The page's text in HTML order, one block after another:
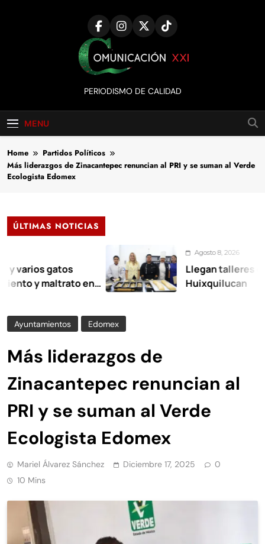
Comunicación
XXI
PERIODISMO DE CALIDAD
MENU
Home
Partidos Políticos
Más liderazgos de Zinacantepec renuncian al PRI y se suman al Verde
Ecologista Edomex
ÚLTIMAS NOTICIAS
gatos
en
Agosto 8, 2026
Llegan talleres de
Huixquilucan
Ayuntamientos Edomex
Más liderazgos de
Zinacantepec renuncian al
PRI y se suman al Verde
Ecologista Edomex
Mariel Álvarez Sánchez Diciembre 17, 2025
0
10 Mins